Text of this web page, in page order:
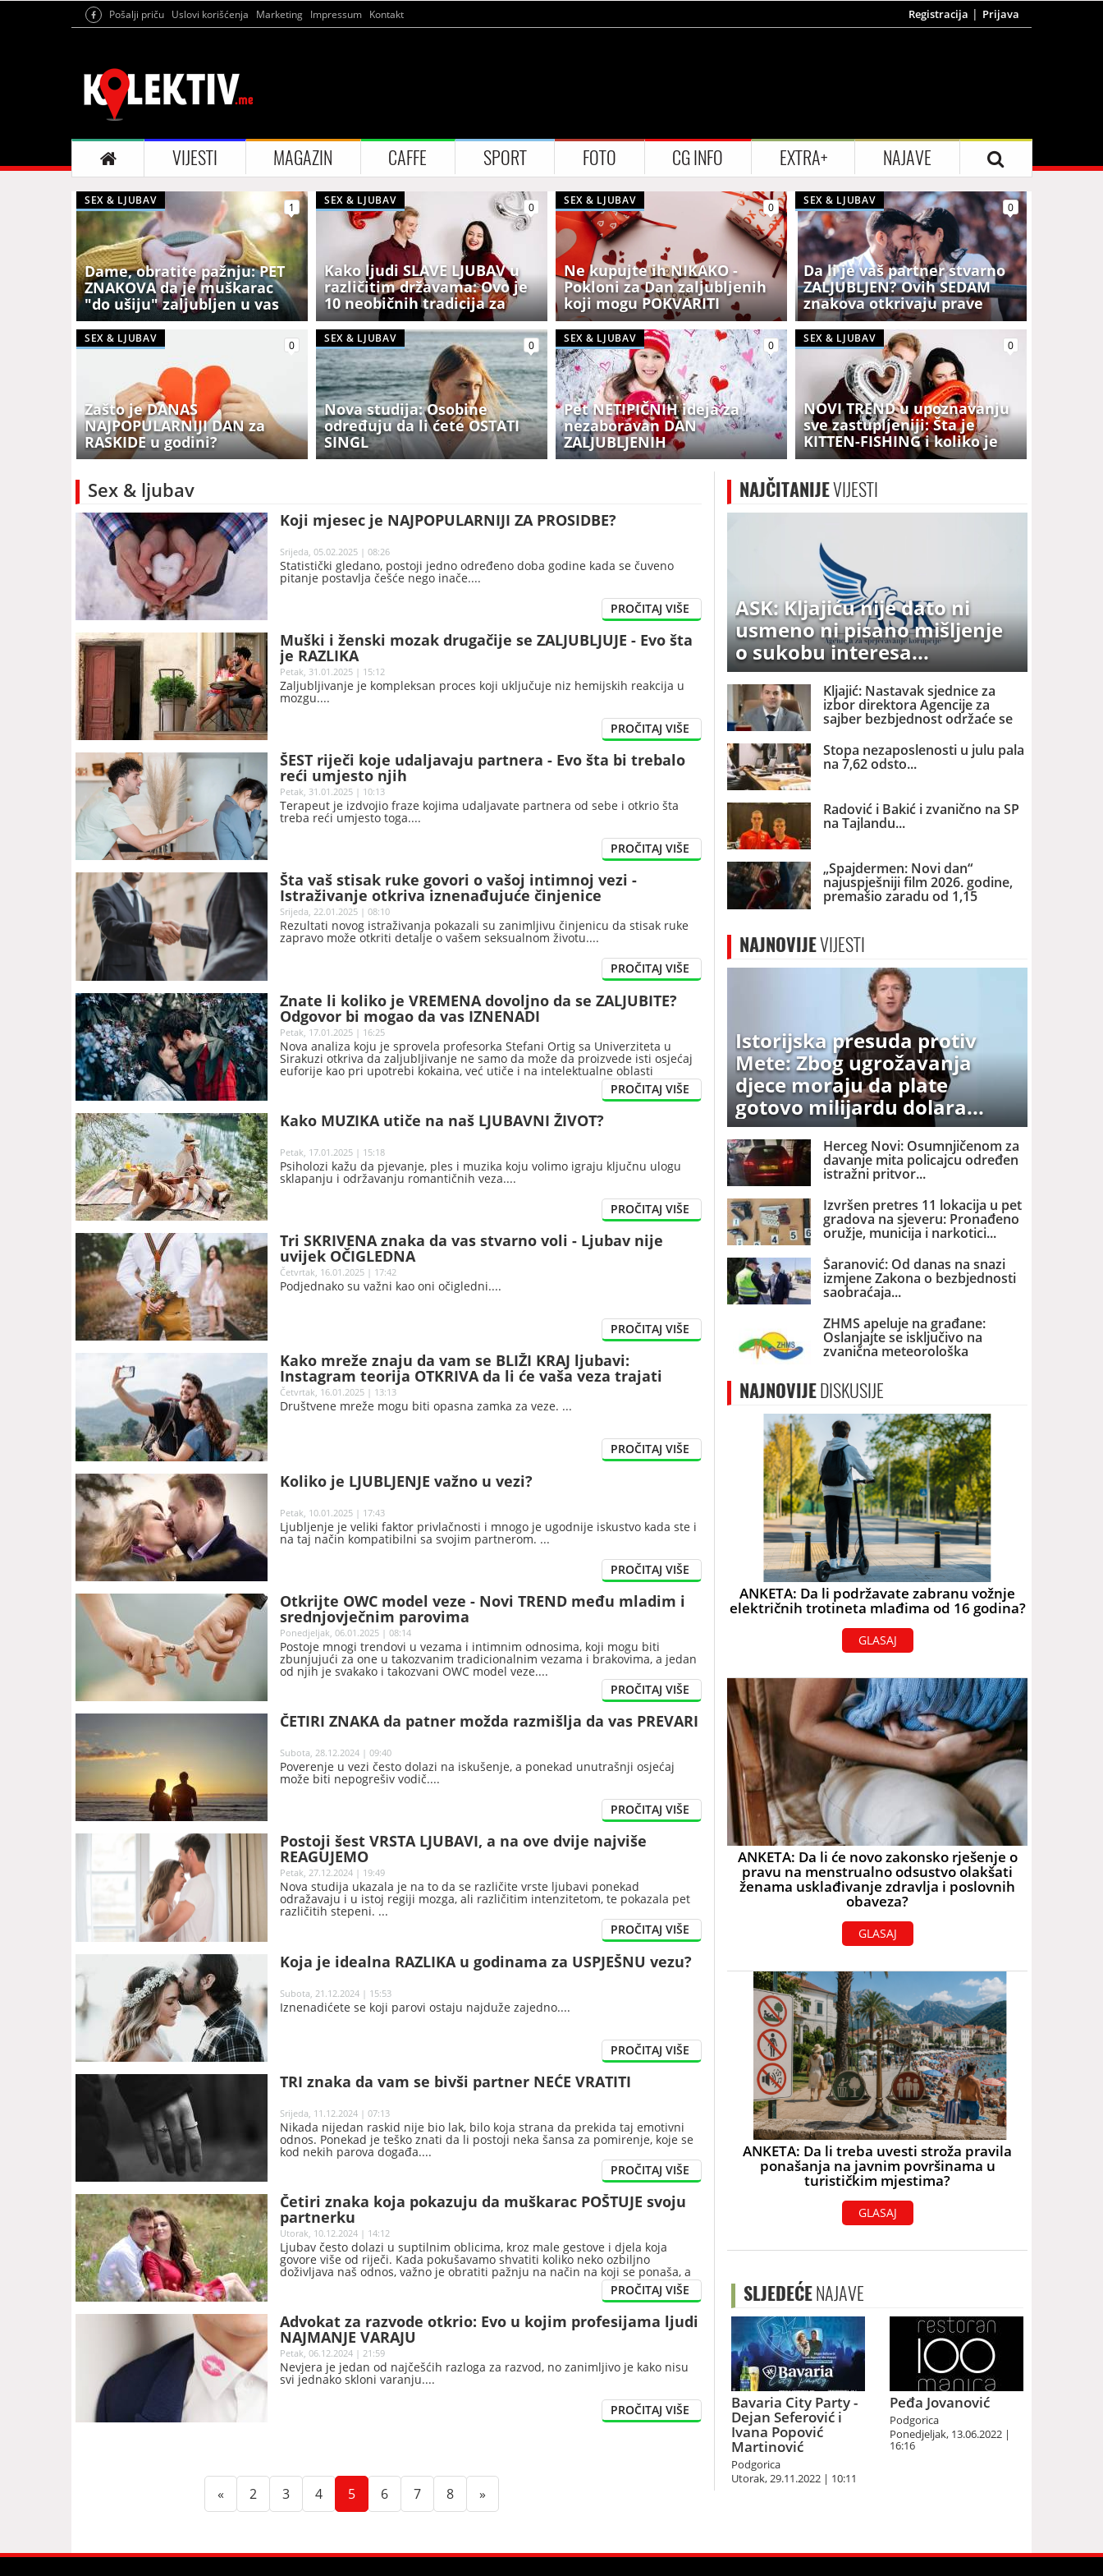
Pošalji priču Uslovi korišćenja Marketing Impressum Kontakt Registracija Prijava
VIJESTI MAGAZIN CAFFE SPORT FOTO CG INFO EXTRA+ NAJAVE
Dame, obratite pažnju: PET
ZNAKOVA da je muškarac
"do ušiju" zaljubljen u vas
SEX & LJUBAV
1
Kako ljudi SLAVE LJUBAV u
različitim državama: Ovo je
10 neobičnih tradicija za
DAN ZALJUBLJENIH
SEX & LJUBAV
0
Ne kupujte ih NIKAKO -
Pokloni za Dan zaljubljenih
koji mogu POKVARITI
romansu
SEX & LJUBAV
0
Da li je vaš partner stvarno
ZALJUBLJEN? Ovih SEDAM
znakova otkrivaju prave
EMOCIJE
SEX & LJUBAV
0
Zašto je DANAS
NAJPOPULARNIJI DAN za
RASKIDE u godini?
SEX & LJUBAV
0
Nova studija: Osobine
određuju da li ćete OSTATI
SINGL
SEX & LJUBAV
0
Pet NETIPIČNIH ideja za
nezaboravan DAN
ZALJUBLJENIH
SEX & LJUBAV
0
NOVI TREND u upoznavanju
sve zastupljeniji: Šta je
KITTEN-FISHING i koliko je
OPASAN?
SEX & LJUBAV
0
Sex & ljubav
Koji mjesec je NAJPOPULARNIJI ZA PROSIDBE?
Srijeda, 05.02.2025 | 08:26
Statistički gledano, postoji jedno određeno doba godine kada se čuveno
pitanje postavlja češće nego inače.
Muški i ženski mozak drugačije se ZALJUBLJUJE - Evo šta
je RAZLIKA
Petak, 31.01.2025 | 15:12
Zaljubljivanje je kompleksan proces koji uključuje niz hemijskih reakcija u
mozgu.
ŠEST riječi koje udaljavaju partnera - Evo šta bi trebalo
reći umjesto njih
Petak, 31.01.2025 | 10:13
Terapeut je izdvojio fraze kojima udaljavate partnera od sebe i otkrio šta
treba reći umjesto toga.
Šta vaš stisak ruke govori o vašoj intimnoj vezi -
Istraživanje otkriva iznenađujuće činjenice
Srijeda, 22.01.2025 | 08:10
Rezultati novog istraživanja pokazali su zanimljivu činjenicu da stisak ruke
zapravo može otkriti detalje o vašem seksualnom životu.
Znate li koliko je VREMENA dovoljno da se ZALJUBITE?
Odgovor bi mogao da vas IZNENADI
Petak, 17.01.2025 | 16:25
Nova analiza koju je sprovela profesorka Stefani Ortig sa Univerziteta u
Sirakuzi otkriva da zaljubljivanje ne samo da može da proizvede isti osjećaj
euforije kao pri upotrebi kokaina, već utiče i na intelektualne oblasti
mozga.
Kako MUZIKA utiče na naš LJUBAVNI ŽIVOT?
Petak, 17.01.2025 | 15:18
Psiholozi kažu da pjevanje, ples i muzika koju volimo igraju ključnu ulogu
sklapanju i održavanju romantičnih veza.
Tri SKRIVENA znaka da vas stvarno voli - Ljubav nije
uvijek OČIGLEDNA
Četvrtak, 16.01.2025 | 17:42
Podjednako su važni kao oni očigledni.
Kako mreže znaju da vam se BLIŽI KRAJ ljubavi:
Instagram teorija OTKRIVA da li će vaša veza trajati
manje od godinu dana
Četvrtak, 16.01.2025 | 13:13
Društvene mreže mogu biti opasna zamka za veze.
Koliko je LJUBLJENJE važno u vezi?
Petak, 10.01.2025 | 17:43
Ljubljenje je veliki faktor privlačnosti i mnogo je ugodnije iskustvo kada ste i
na taj način kompatibilni sa svojim partnerom.
Otkrijte OWC model veze - Novi TREND među mladim i
srednjovječnim parovima
Ponedjeljak, 06.01.2025 | 08:14
Postoje mnogi trendovi u vezama i intimnim odnosima, koji mogu biti
zbunjujući za one u takozvanim tradicionalnim vezama i brakovima, a jedan
od njih je svakako i takozvani OWC model veze.
ČETIRI ZNAKA da patner možda razmišlja da vas PREVARI
Subota, 28.12.2024 | 09:40
Poverenje u vezi često dolazi na iskušenje, a ponekad unutrašnji osjećaj
može biti nepogrešiv vodič.
Postoji šest VRSTA LJUBAVI, a na ove dvije najviše
REAGUJEMO
Petak, 27.12.2024 | 19:49
Nova studija ukazala je na to da se različite vrste ljubavi ponekad
odražavaju i u istoj regiji mozga, ali različitim intenzitetom, te pokazala pet
različitih stepeni.
Koja je idealna RAZLIKA u godinama za USPJEŠNU vezu?
Subota, 21.12.2024 | 15:53
Iznenadićete se koji parovi ostaju najduže zajedno.
TRI znaka da vam se bivši partner NEĆE VRATITI
Srijeda, 11.12.2024 | 07:13
Nikada nijedan raskid nije bio lak, bilo koja strana da prekida taj emotivni
odnos. Ponekad je teško znati da li postoji neka šansa za pomirenje, koje se
kod nekih parova događa.
Četiri znaka koja pokazuju da muškarac POŠTUJE svoju
partnerku
Utorak, 10.12.2024 | 14:12
Ljubav često dolazi u suptilnim oblicima, kroz male gestove i djela koja
govore više od riječi. Kada pokušavamo shvatiti koliko neko ozbiljno
doživljava naš odnos, važno je obratiti pažnju na način na koji se ponaša, a
ne samo na ono što govori, tvrdi porodična i bračna savjetnica, Tina Fey.
Advokat za razvode otkrio: Evo u kojim profesijama ljudi
NAJMANJE VARAJU
Petak, 06.12.2024 | 21:59
Nevjera je jedan od najčešćih razloga za razvod, no zanimljivo je kako nisu
svi jednako skloni varanju.
« 2 (current)
3(current)
4(current)
5(current)
6(current)
7(current)
8(current)
»
NAJČITANIJEVIJESTI
ASK: Kljajiću nije dato ni
usmeno ni pisano mišljenje
o sukobu interesa
Kljajić: Nastavak sjednice za
izbor direktora Agencije za
sajber bezbjednost održaće se
danas
Stopa nezaposlenosti u julu pala
na 7,62 odsto
Radović i Bakić i zvanično na SP
na Tajlandu
„Spajdermen: Novi dan“
najuspješniji film 2026. godine,
premašio zaradu od 1,15
milijardi dolara
NAJNOVIJEVIJESTI
Istorijska presuda protiv
Mete: Zbog ugrožavanja
djece moraju da plate
gotovo milijardu dolara
Herceg Novi: Osumnjičenom za
davanje mita policajcu određen
istražni pritvor
Izvršen pretres 11 lokacija u pet
gradova na sjeveru: Pronađeno
oružje, municija i narkotici
Šaranović: Od danas na snazi
izmjene Zakona o bezbjednosti
saobraćaja
ZHMS apeluje na građane:
Oslanjajte se isključivo na
zvanična meteorološka
NAJNOVIJEDISKUSIJE
ANKETA: Da li podržavate zabranu vožnje
električnih trotineta mlađima od 16 godina?
GLASAJ
ANKETA: Da li će novo zakonsko rješenje o
pravu na menstrualno odsustvo olakšati
ženama usklađivanje zdravlja i poslovnih
obaveza?
GLASAJ
ANKETA: Da li treba uvesti stroža pravila
ponašanja na javnim površinama u
turističkim mjestima?
GLASAJ
SLJEDEĆENAJAVE
Bavaria City Party -
Dejan Seferović i
Ivana Popović
Martinović
Podgorica
Utorak, 29.11.2022 | 10:11
Peđa Jovanović
Podgorica
Ponedjeljak, 13.06.2022 |
16:16